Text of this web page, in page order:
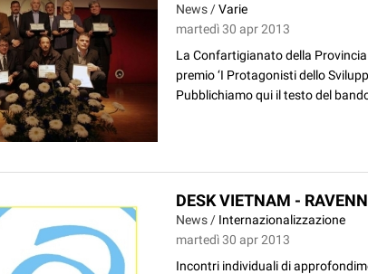
News /Varie
martedì 30 apr 2013
La Confartigianato della
premio ‘I Protagonisti dello
Pubblichiamo qui il testo del
DESK VIETNAM -
News / Internazionalizzazione
martedì 30 apr 2013
Incontri individuali di